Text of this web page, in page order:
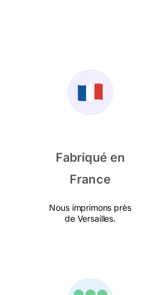
Fabriqué en
France
Nous imprimons près
de Versailles.